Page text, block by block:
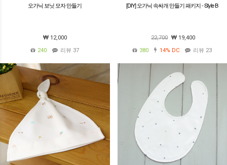
오가닉 보닛 모자 만들기
12,000
240
리뷰 37
[DIY] 오가닉 속싸개 만들기 패키지 - Style B
22,700
19,400
380
14% DC 리뷰 23